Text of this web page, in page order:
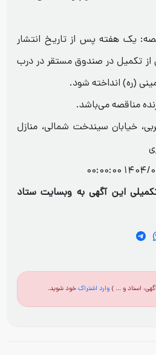
یک هفته پس از تاریخ انتشار
از تکمیل در صندوق مستقر در درب
(ره) انداخته شود.
مناقصه می‌باشد.
خیابان سیندخت شمالی، منازل
1404/06/12
این آگهی به وبسایت ستاد
اسناد و ... ) وارد اشتراکخود شوید.